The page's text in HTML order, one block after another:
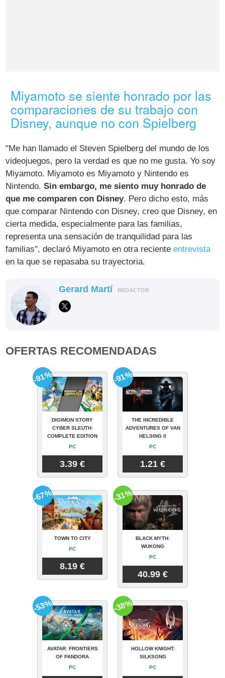
Miyamoto se siente honrado por las
comparaciones de su trabajo con
Disney, aunque no con Spielberg
"Me han llamado el Steven Spielberg del mundo de los
videojuegos, pero la verdad es que no me gusta. Yo soy
Miyamoto. Miyamoto es Miyamoto y Nintendo es
Nintendo.Sin embargo, me siento muy honrado de
que me comparen con Disney. Pero dicho esto, más
que comparar Nintendo con Disney, creo que Disney, en
cierta medida, especialmente para las familias,
representa una sensación de tranquilidad para las
familias", declaró Miyamoto en otra recienteentrevista
en la que se repasaba su trayectoria.
Gerard Martí REDACTOR
OFERTAS RECOMENDADAS
DIGIMON STORY
CYBER SLEUTH:
COMPLETE EDITION
PC
3.39 €
-91%
THE INCREDIBLE
ADVENTURES OF VAN
HELSING II
PC
1.21 €
-91%
TOWN TO CITY
PC
8.19 €
-67%
BLACK MYTH:
WUKONG
PC
40.99 €
-31%
AVATAR: FRONTIERS
OF PANDORA
PC
-53%
HOLLOW KNIGHT:
SILKSONG
PC
-38%